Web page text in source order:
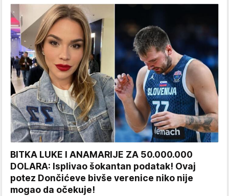
BITKA LUKE I ANAMARIJE ZA 50.000.000
DOLARA: Isplivao šokantan podatak! Ovaj
potez Dončićeve bivše verenice niko nije
mogao da očekuje!